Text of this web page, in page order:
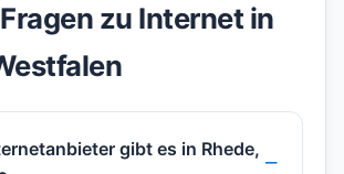
zu Internet in
gibt es in Rhede,